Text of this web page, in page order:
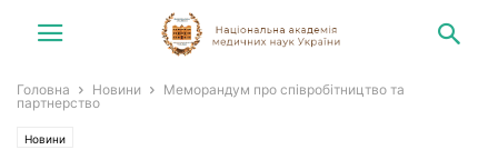
Головна Новини
Меморандум про співробітництво та
партнерство
Новини